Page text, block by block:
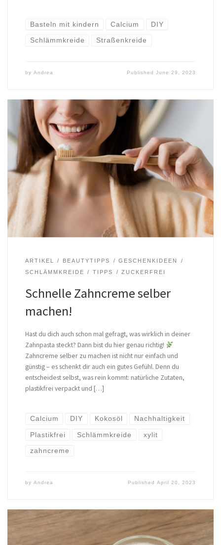
Basteln mit kindern Calcium DIY
Schlämmkreide Straßenkreide
by Andrea PublishedJune 29, 2023
ARTIKEL BEAUTYTIPPS
GESCHENKIDEEN
SCHLÄMMKREIDE
TIPPS ZUCKERFREI
Schnelle Zahncreme selber
machen!
Hast du dich auch schon mal gefragt, was wirklich in deiner
Zahnpasta steckt? Dann bist du hier genau richtig!
Zahncreme selber zu machen ist nicht nur einfach und
günstig – es schenkt dir auch ein gutes Gefühl. Denn du
entscheidest selbst, was rein kommt: natürliche Zutaten,
plastikfrei verpackt und […]
Calcium DIY Kokosöl Nachhaltigkeit
Plastikfrei Schlämmkreide xylit
zahncreme
by Andrea PublishedApril 20, 2023